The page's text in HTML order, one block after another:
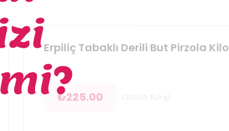
Erpiliç Tabaklı Derili But Pirzola Kilo
₺225.00